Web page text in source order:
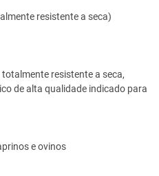
resistente a seca)
totalmente resistente a seca,
de alta qualidade indicado para
e ovinos